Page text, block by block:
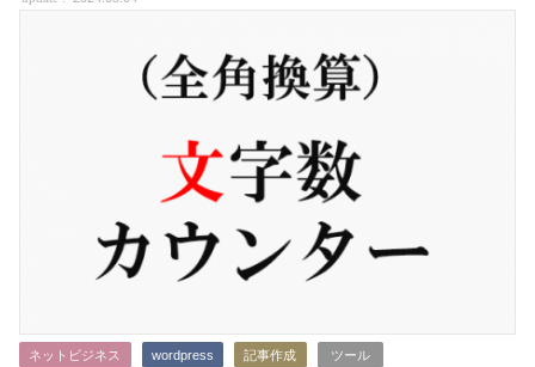
ネットビジネス wordpress 記事作成 ツール